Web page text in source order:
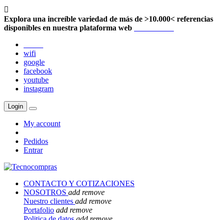

Explora una increíble variedad de más de >10.000< referencias
disponibles en nuestra plataforma web
wifi
google
facebook
youtube
instagram
Login
My account
Pedidos
Entrar
CONTACTO Y COTIZACIONES
NOSOTROS add remove
Nuestro clientes add remove
Portafolio add remove